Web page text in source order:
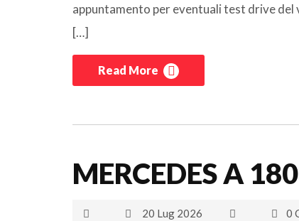
appuntamento per eventuali test drive
[…]
Read More
MERCEDES A
20 Lug 2026 0